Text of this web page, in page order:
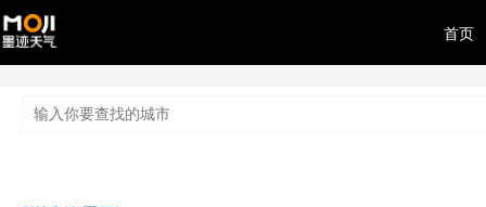
首页